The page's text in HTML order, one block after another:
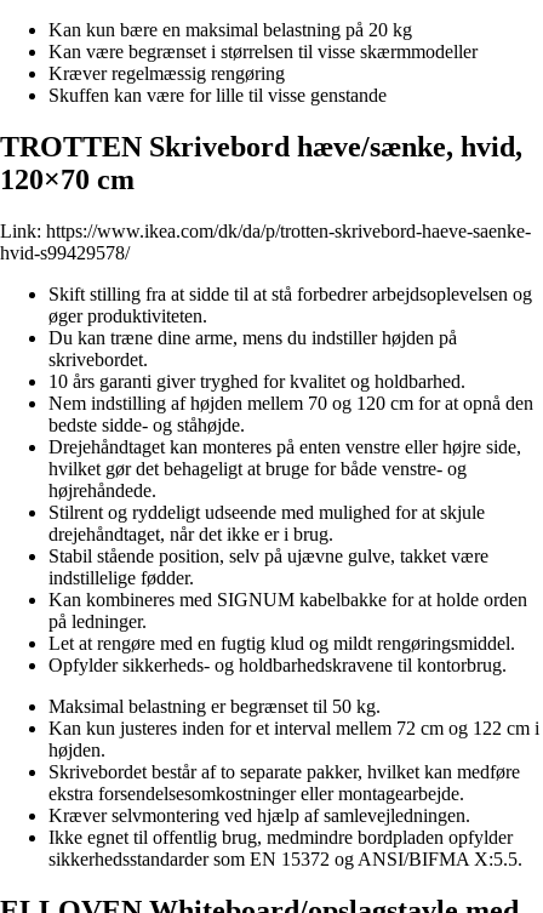
Kan kun bære en maksimal belastning på 20 kg
Kan være begrænset i størrelsen til visse skærmmodeller
Kræver regelmæssig rengøring
Skuffen kan være for lille til visse genstande
TROTTEN Skrivebord hæve/sænke, hvid,
120×70 cm
Link: https://www.ikea.com/dk/da/p/trotten-skrivebord-haeve-saenke-
hvid-s99429578/
Skift stilling fra at sidde til at stå forbedrer arbejdsoplevelsen og
øger produktiviteten.
Du kan træne dine arme, mens du indstiller højden på
skrivebordet.
10 års garanti giver tryghed for kvalitet og holdbarhed.
Nem indstilling af højden mellem 70 og 120 cm for at opnå den
bedste sidde- og ståhøjde.
Drejehåndtaget kan monteres på enten venstre eller højre side,
hvilket gør det behageligt at bruge for både venstre- og
højrehåndede.
Stilrent og ryddeligt udseende med mulighed for at skjule
drejehåndtaget, når det ikke er i brug.
Stabil stående position, selv på ujævne gulve, takket være
indstillelige fødder.
Kan kombineres med SIGNUM kabelbakke for at holde orden
på ledninger.
Let at rengøre med en fugtig klud og mildt rengøringsmiddel.
Opfylder sikkerheds- og holdbarhedskravene til kontorbrug.
Maksimal belastning er begrænset til 50 kg.
Kan kun justeres inden for et interval mellem 72 cm og 122 cm i
højden.
Skrivebordet består af to separate pakker, hvilket kan medføre
ekstra forsendelsesomkostninger eller montagearbejde.
Kræver selvmontering ved hjælp af samlevejledningen.
Ikke egnet til offentlig brug, medmindre bordpladen opfylder
sikkerhedsstandarder som EN 15372 og ANSI/BIFMA X:5.5.